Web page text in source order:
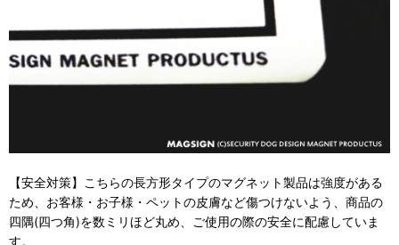
【安全対策】こちらの長方形タイプのマグネット製品は強度がある
ため、お客様・お子様・ペットの皮膚など傷つけないよう、商品の
四隅(四つ角)を数ミリほど丸め、ご使用の際の安全に配慮していま
す。